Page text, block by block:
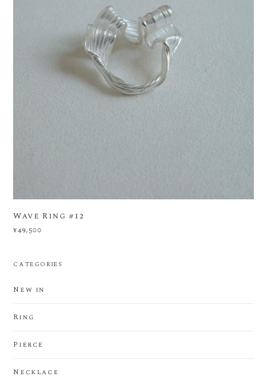
Wave Ring #12
¥49,500
CATEGORIES
New in
Ring
Pierce
Necklace